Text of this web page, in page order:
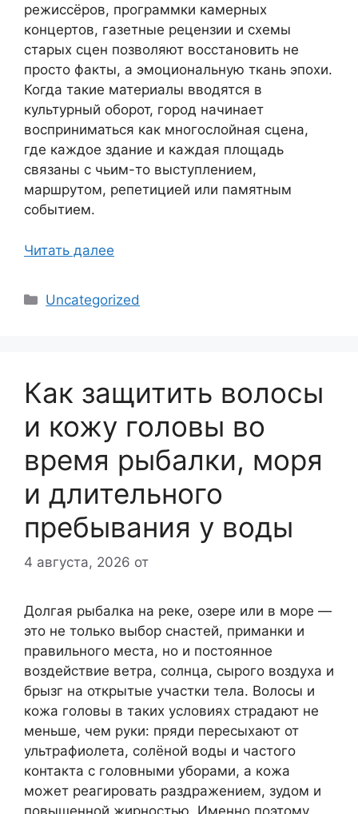
режиссёров, программки камерных
концертов, газетные рецензии и схемы
старых сцен позволяют восстановить не
просто факты, а эмоциональную ткань эпохи.
Когда такие материалы вводятся в
культурный оборот, город начинает
восприниматься как многослойная сцена,
где каждое здание и каждая площадь
связаны с чьим-то выступлением,
маршрутом, репетицией или памятным
событием.
Читать далее
Рубрики
Uncategorized
Как защитить волосы
и кожу головы во
время рыбалки, моря
и длительного
пребывания у воды
4 августа, 2026 от
Долгая рыбалка на реке, озере или в море —
это не только выбор снастей, приманки и
правильного места, но и постоянное
воздействие ветра, солнца, сырого воздуха и
брызг на открытые участки тела. Волосы и
кожа головы в таких условиях страдают не
меньше, чем руки: пряди пересыхают от
ультрафиолета, солёной воды и частого
контакта с головными уборами, а кожа
может реагировать раздражением, зудом и
повышенной жирностью. Именно поэтому